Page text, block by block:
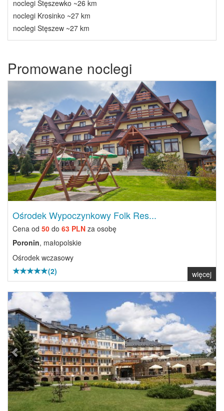
noclegi Stęszewko ~26 km
noclegi Krosinko ~27 km
noclegi Stęszew ~27 km
Promowane noclegi
Ośrodek Wypoczynkowy Folk Res...
Cena od 50 do 63 PLN za osobę
Poronin, małopolskie
Ośrodek wczasowy
(2)
więcej
Previous Next